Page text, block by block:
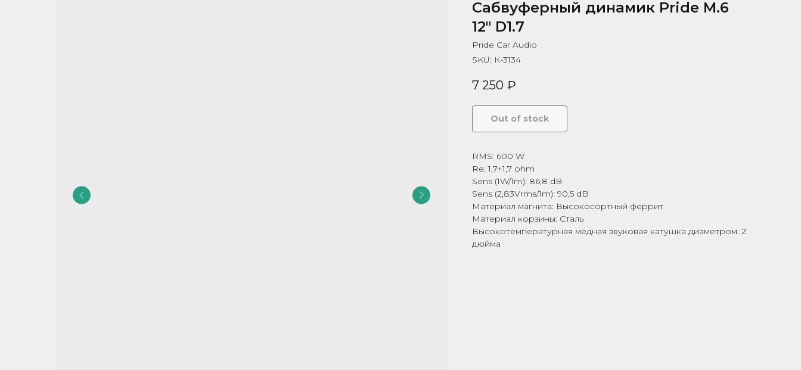
Сабвуферный динамик Pride M.6
12" D1.7
Pride Car Audio
SKU: К-3134
7 250 ₽
Out of stock
RMS: 600 W
Re: 1,7+1,7 ohm
Sens (1W/1m): 86,8 dB
Sens (2,83Vrms/1m): 90,5 dB
Материал магнита: Высокосортный феррит
Материал корзины: Сталь
Высокотемпературная медная звуковая катушка диаметром: 2
дюйма